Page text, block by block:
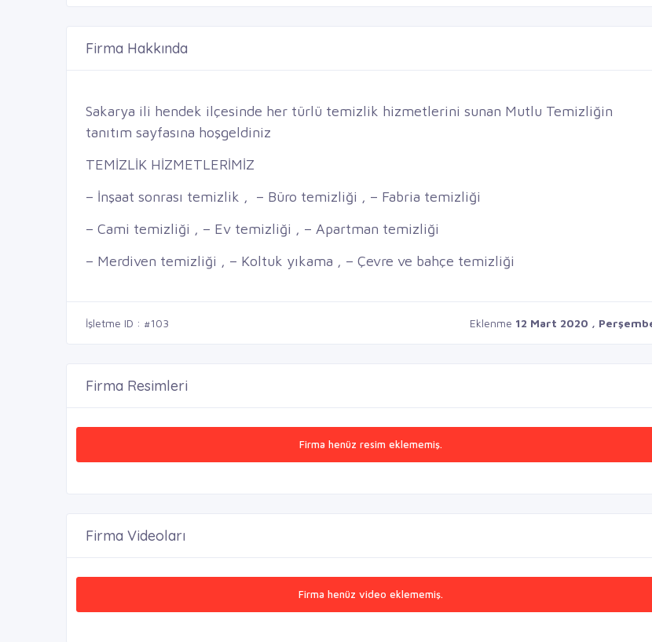
Firma Hakkında
Sakarya ili hendek ilçesinde her türlü temizlik hizmetlerini sunan Mutlu Temizliğin
tanıtım sayfasına hoşgeldiniz
TEMİZLİK HİZMETLERİMİZ
– İnşaat sonrası temizlik , – Büro temizliği , – Fabria temizliği
– Cami temizliği , – Ev temizliği , – Apartman temizliği
– Merdiven temizliği , – Koltuk yıkama , – Çevre ve bahçe temizliği
İşletme ID : #103 Eklenme 12 Mart 2020 ,
Firma Resimleri
Firma henüz resim eklememiş.
Firma Videoları
Firma henüz video eklememiş.